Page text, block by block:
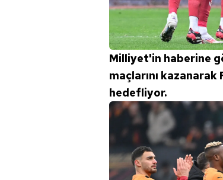
Milliyet'in haberine
maçlarını
hedefliyor.